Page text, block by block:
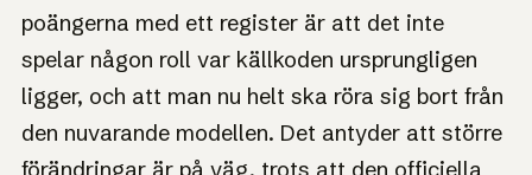
poängerna med ett register är att det inte
spelar någon roll var källkoden ursprungligen
ligger, och att man nu helt ska röra sig bort från
den nuvarande modellen. Det antyder att större